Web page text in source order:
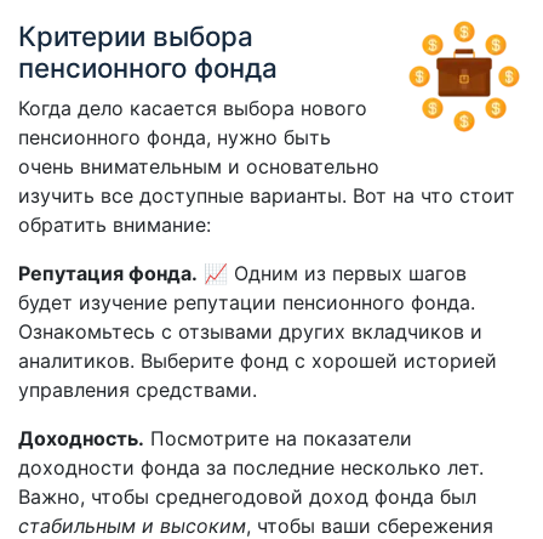
Критерии выбора
пенсионного фонда
Когда дело касается выбора нового
пенсионного фонда, нужно быть
очень внимательным и основательно
изучить все доступные варианты. Вот на что стоит
обратить внимание:
Репутация фонда. 📈 Одним из первых шагов
будет изучение репутации пенсионного фонда.
Ознакомьтесь с отзывами других вкладчиков и
аналитиков. Выберите фонд с хорошей историей
управления средствами.
Доходность. Посмотрите на показатели
доходности фонда за последние несколько лет.
Важно, чтобы среднегодовой доход фонда был
стабильным и высоким, чтобы ваши сбережения